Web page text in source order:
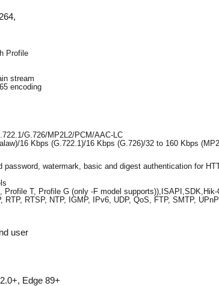
Profile
stream
encoding
G.726/MP2L2/PCM/AAC-LC
16 Kbps (G.722.1)/16 Kbps (G.726)/32 to 160 Kbps
password, watermark, basic and digest authentication for
Profile T, Profile G (only -F model supports)),ISAPI,SDK,Hik-
RTP, RTSP, NTP, IGMP, IPv6, UDP, QoS, FTP, SMTP, UPnP
user
Edge 89+